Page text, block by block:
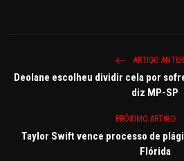
ARTIGO
Deolane escolheu dividir cela por
diz MP-SP
PRÓXIMO ARTIGO
Taylor Swift vence processo de
Flórida